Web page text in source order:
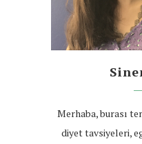
Merhaba, burası
diyet tavsiyeleri,